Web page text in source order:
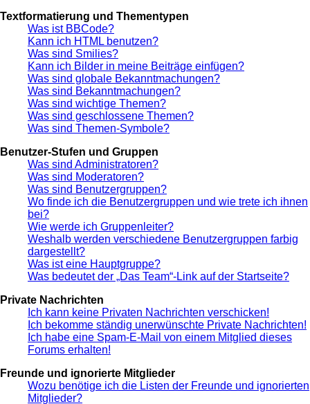
Textformatierung und Thementypen
Was ist BBCode?
Kann ich HTML benutzen?
Was sind Smilies?
Kann ich Bilder in meine Beiträge einfügen?
Was sind globale Bekanntmachungen?
Was sind Bekanntmachungen?
Was sind wichtige Themen?
Was sind geschlossene Themen?
Was sind Themen-Symbole?
Benutzer-Stufen und Gruppen
Was sind Administratoren?
Was sind Moderatoren?
Was sind Benutzergruppen?
Wo finde ich die Benutzergruppen und wie trete ich ihnen
bei?
Wie werde ich Gruppenleiter?
Weshalb werden verschiedene Benutzergruppen farbig
dargestellt?
Was ist eine Hauptgruppe?
Was bedeutet der „Das Team“-Link auf der Startseite?
Private Nachrichten
Ich kann keine Privaten Nachrichten verschicken!
Ich bekomme ständig unerwünschte Private Nachrichten!
Ich habe eine Spam-E-Mail von einem Mitglied dieses
Forums erhalten!
Freunde und ignorierte Mitglieder
Wozu benötige ich die Listen der Freunde und ignorierten
Mitglieder?